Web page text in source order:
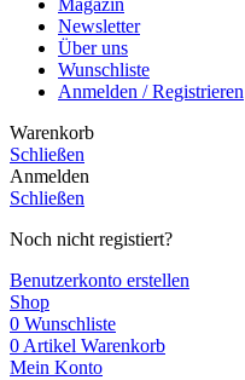
Magazin
Newsletter
Über uns
Wunschliste
Anmelden / Registrieren
Warenkorb
Schließen
Anmelden
Schließen
Noch nicht registiert?
Benutzerkonto erstellen
Shop
0 Wunschliste
0Artikel Warenkorb
Mein Konto